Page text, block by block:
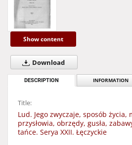
Show content
Download
DESCRIPTION INFORMATION
Title:
Lud. Jego zwyczaje, sposób życia,
przysłowia, obrzędy, gusła,
tańce. Serya XXII. Łęczyckie